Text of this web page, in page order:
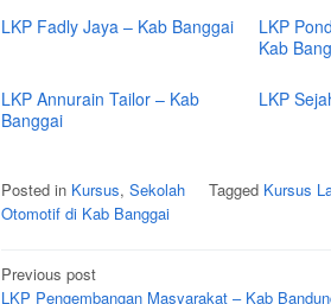
LKP Fadly Jaya – Kab Banggai
LKP
Kab
LKP Annurain Tailor – Kab
Banggai
LKP
Posted in Kursus, Sekolah Tagged Kursus
Otomotif di Kab Banggai
Post
navigation
Previous post
LKP Pengembangan Masyarakat – Kab